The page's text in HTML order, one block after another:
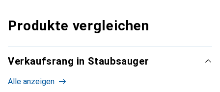
Produkte vergleichen
Verkaufsrang in Staubsauger
Alle anzeigen